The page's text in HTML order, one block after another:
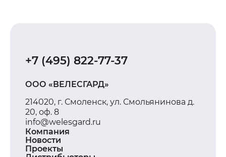
Компания
Новости
Проекты
+7 (495) 822-77-37
ООО «ВЕЛЕСГАРД»
214020, г. Смоленск, ул. Смольянинова д.
20, оф. 8
info@welesgard.ru